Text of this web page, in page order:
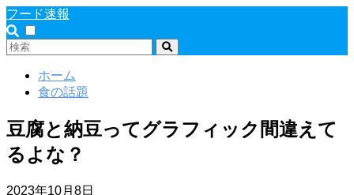
フード速報
ホーム
食の話題
豆腐と納豆ってグラフィック間違えて
るよな？
2023年10月8日